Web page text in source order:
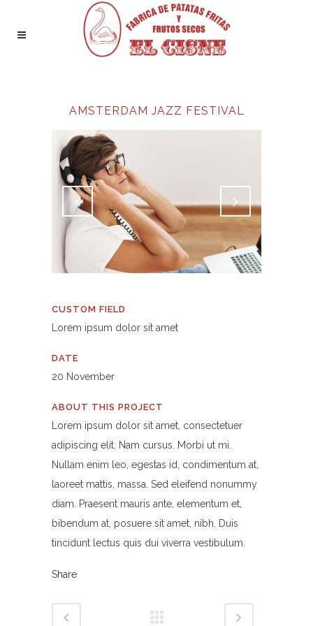
AMSTERDAM JAZZ FESTIVAL
CUSTOM FIELD
Lorem ipsum dolor sit amet
DATE
20 November
ABOUT THIS PROJECT
Lorem ipsum dolor sit amet, consectetuer
adipiscing elit. Nam cursus. Morbi ut mi.
Nullam enim leo, egestas id, condimentum at,
laoreet mattis, massa. Sed eleifend nonummy
diam. Praesent mauris ante, elementum et,
bibendum at, posuere sit amet, nibh. Duis
tincidunt lectus quis dui viverra vestibulum.
Share